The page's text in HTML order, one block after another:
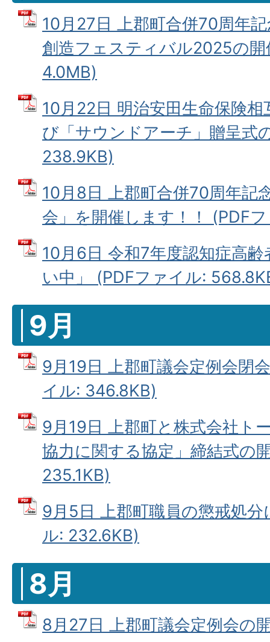
10月27日 上郡町合併70周年
創造フェスティバル2025の
4.0MB)
10月22日 明治安田生命保険
び「サウンドアーチ」贈呈式
238.9KB)
10月8日 上郡町合併70周年記
会」を開催します！！ (PDF
10月6日 令和7年度認知症高
い中」 (PDFファイル:
9月
9月19日 上郡町議会定例会閉
イル: 346.8KB)
9月19日 上郡町と株式会社ト
協力に関する協定」締結式の
235.1KB)
9月5日 上郡町職員の懲戒処
ル: 232.6KB)
8月
8月27日 上郡町議会定例会の